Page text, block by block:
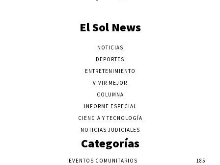
El Sol News
NOTICIAS
DEPORTES
ENTRETENIMIENTO
VIVIR MEJOR
COLUMNA
INFORME ESPECIAL
CIENCIA Y TECNOLOGÍA
NOTICIAS JUDICIALES
Categorías
EVENTOS COMUNITARIOS
185